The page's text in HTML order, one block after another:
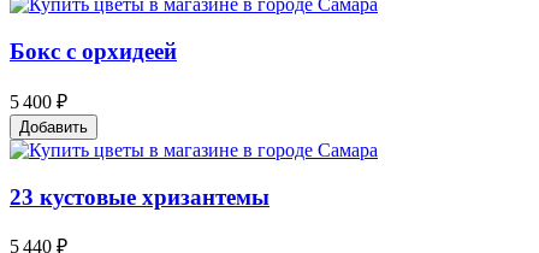
Бокс с орхидеей
5 400 ₽
Добавить
23 кустовые хризантемы
5 440 ₽